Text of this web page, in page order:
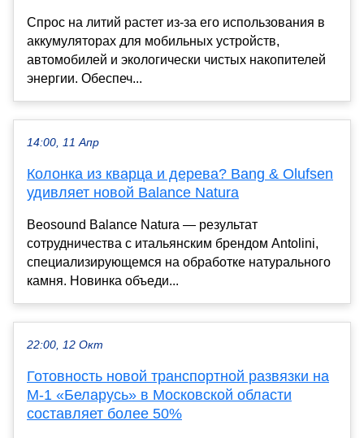
Спрос на литий растет из-за его использования в
аккумуляторах для мобильных устройств,
автомобилей и экологически чистых накопителей
энергии. Обеспеч...
14:00, 11 Апр
Колонка из кварца и дерева? Bang & Olufsen
удивляет новой Balance Natura
Beosound Balance Natura — результат
сотрудничества с итальянским брендом Antolini,
специализирующемся на обработке натурального
камня. Новинка объеди...
22:00, 12 Окт
Готовность новой транспортной развязки на
М-1 «Беларусь» в Московской области
составляет более 50%